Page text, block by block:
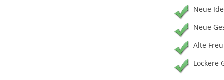
Neue
Neue
Alte
Lockere